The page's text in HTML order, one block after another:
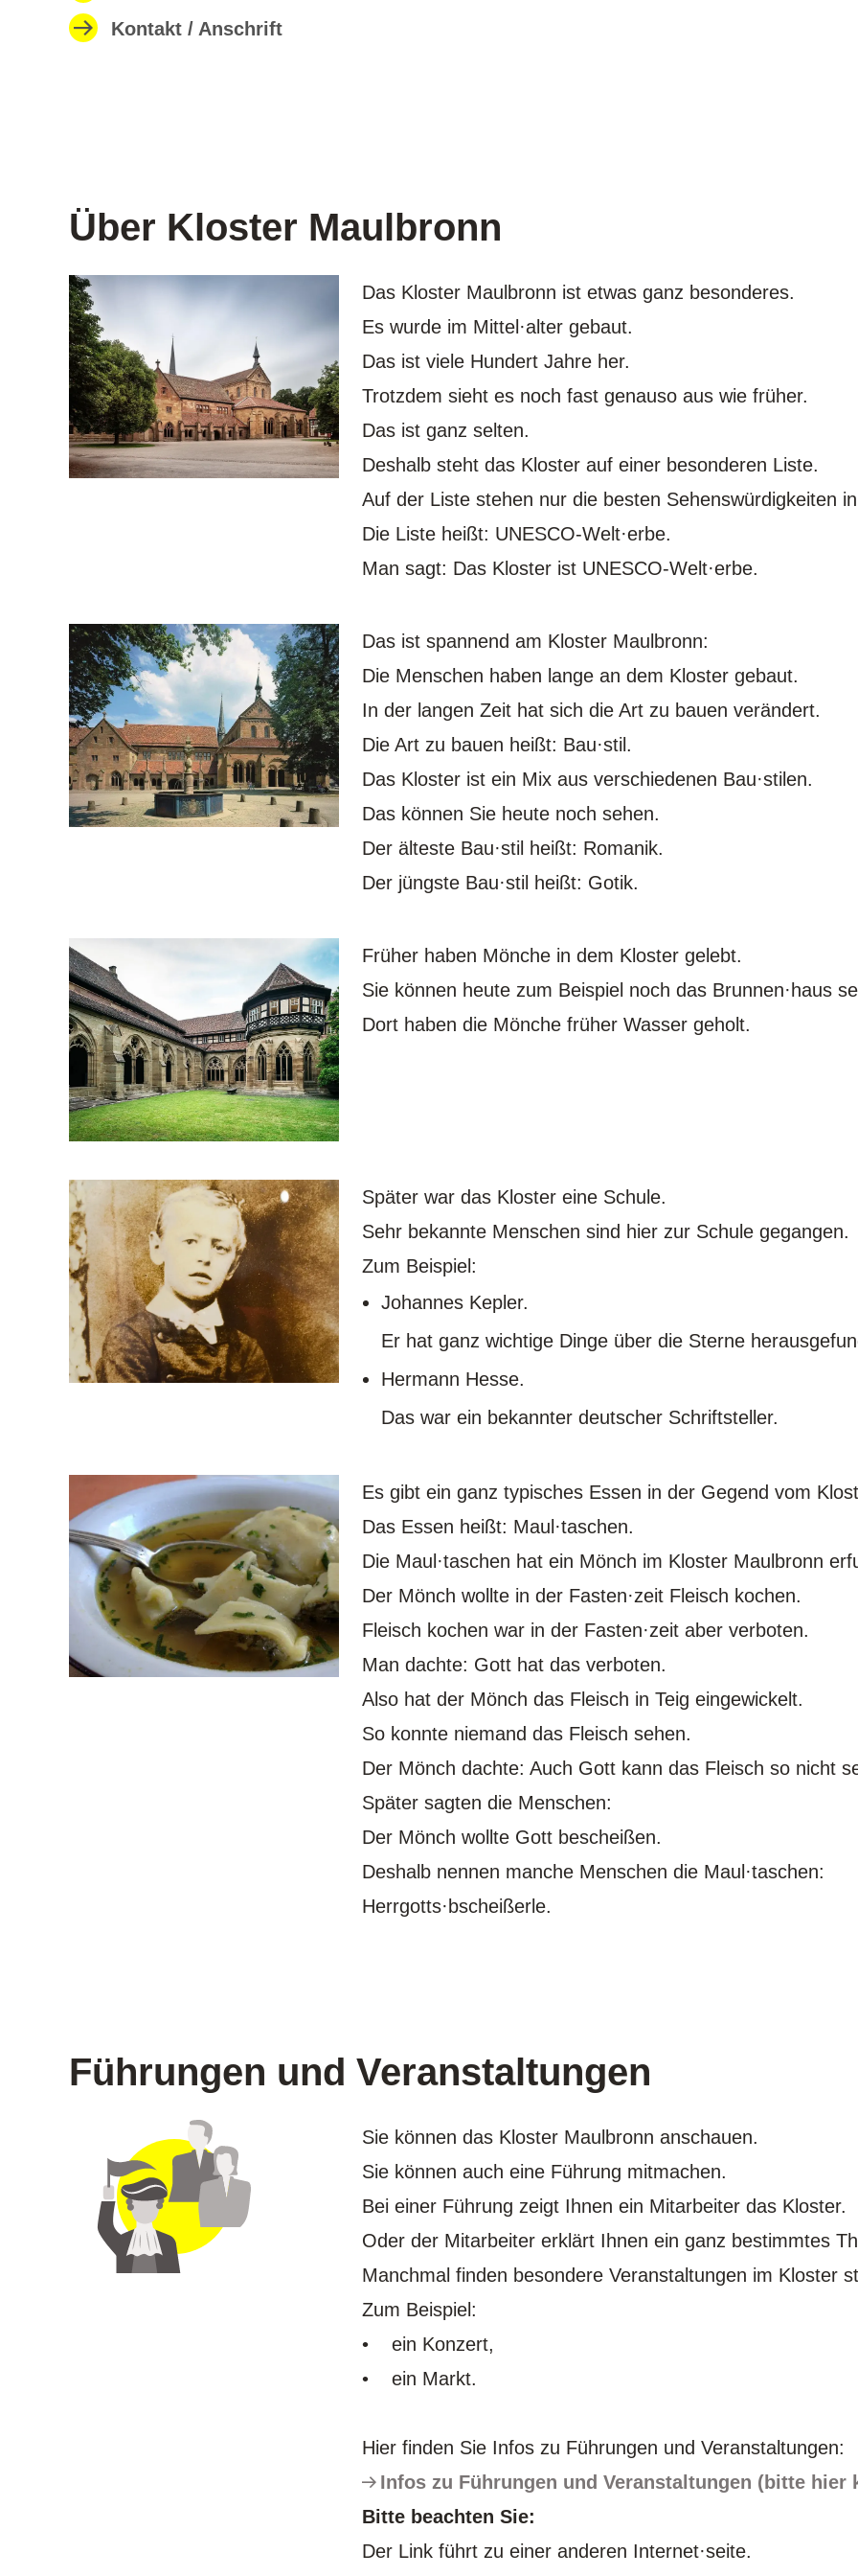
Kontakt / Anschrift
Über Kloster Maulbronn
Das Kloster Maulbronn ist etwas ganz besonderes.
Es wurde im Mittel·alter gebaut.
Das ist viele Hundert Jahre her.
Trotzdem sieht es noch fast genauso aus wie früher.
Das ist ganz selten.
Deshalb steht das Kloster auf einer besonderen Liste.
Auf der Liste stehen nur die besten Sehenswürdigkeiten
Die Liste heißt: UNESCO-Welt·erbe.
Man sagt: Das Kloster ist UNESCO-Welt·erbe.
Das ist spannend am Kloster Maulbronn:
Die Menschen haben lange an dem Kloster gebaut.
In der langen Zeit hat sich die Art zu bauen verändert.
Die Art zu bauen heißt: Bau·stil.
Das Kloster ist ein Mix aus verschiedenen Bau·stilen.
Das können Sie heute noch sehen.
Der älteste Bau·stil heißt: Romanik.
Der jüngste Bau·stil heißt: Gotik.
Früher haben Mönche in dem Kloster gelebt.
Sie können heute zum Beispiel noch das Brunnen·haus
Dort haben die Mönche früher Wasser geholt.
Später war das Kloster eine Schule.
Sehr bekannte Menschen sind hier zur Schule gegangen.
Zum Beispiel:
Johannes Kepler.
Er hat ganz wichtige Dinge über die Sterne
Hermann Hesse.
Das war ein bekannter deutscher Schriftsteller.
Es gibt ein ganz typisches Essen in der Gegend vom
Das Essen heißt: Maul·taschen.
Die Maul·taschen hat ein Mönch im Kloster Maulbronn
Der Mönch wollte in der Fasten·zeit Fleisch kochen.
Fleisch kochen war in der Fasten·zeit aber verboten.
Man dachte: Gott hat das verboten.
Also hat der Mönch das Fleisch in Teig eingewickelt.
So konnte niemand das Fleisch sehen.
Der Mönch dachte: Auch Gott kann das Fleisch so nicht
Später sagten die Menschen:
Der Mönch wollte Gott bescheißen.
Deshalb nennen manche Menschen die Maul·taschen:
Herrgotts·bscheißerle.
Führungen und Veranstaltungen
Sie können das Kloster Maulbronn anschauen.
Sie können auch eine Führung mitmachen.
Bei einer Führung zeigt Ihnen ein Mitarbeiter das Kloster.
Oder der Mitarbeiter erklärt Ihnen ein ganz bestimmtes
Manchmal finden besondere Veranstaltungen im Kloster
Zum Beispiel:
• ein Konzert,
• ein Markt.
Hier finden Sie Infos zu Führungen und Veranstaltungen:
Infos zu Führungen und Veranstaltungen (bitte hier
Bitte beachten Sie:
Der Link führt zu einer anderen Internet·seite.